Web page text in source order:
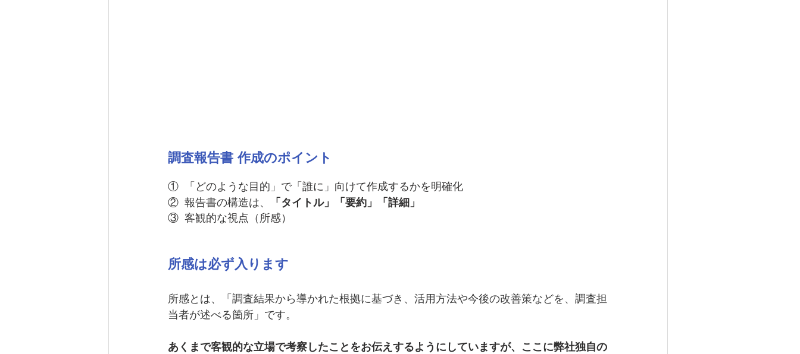
調査報告書 作成のポイント
①  「どのような目的」で「誰に」向けて作成するかを明確化
② 報告書の構造は、
「タイトル」「要約」「詳細」
③  客観的な視点（所感）
所感は必ず入ります
所感とは、「調査結果から導かれた根拠に基づき、活用方法や今後の改善策などを、調査担
当者が述べる箇所」です。
あくまで客観的な立場で考察したことをお伝えするようにしていますが、ここに弊社独自の